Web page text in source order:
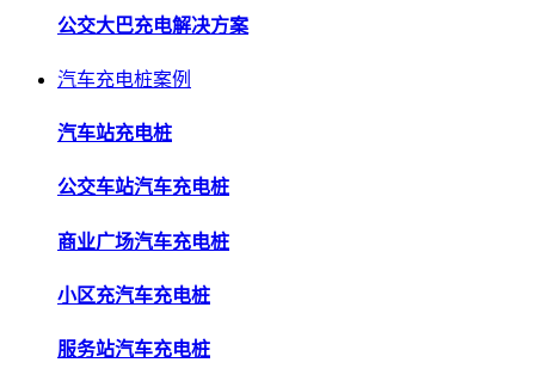
公交大巴充电解决方案
汽车充电桩案例
汽车站充电桩
公交车站汽车充电桩
商业广场汽车充电桩
小区充汽车充电桩
服务站汽车充电桩